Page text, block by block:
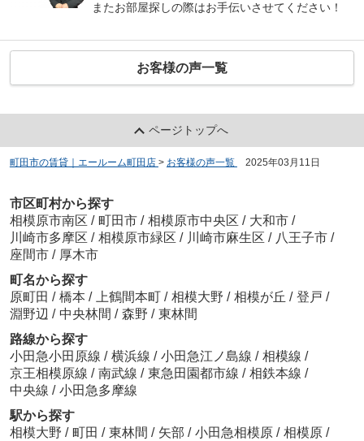
またお部屋探しの際はお手伝いさせてください！
お客様の声一覧
ページトップへ
町田市の賃貸｜エールーム町田店 > お客様の声一覧 2025年03月11日
市区町村から探す
相模原市南区 / 町田市 / 相模原市中央区 / 大和市 /
川崎市多摩区 / 相模原市緑区 / 川崎市麻生区 / 八王子市 /
座間市 / 厚木市
町名から探す
原町田 / 橋本 / 上鶴間本町 / 相模大野 / 相模が丘 / 登戸 /
淵野辺 / 中央林間 / 森野 / 東林間
路線から探す
小田急小田原線 / 横浜線 / 小田急江ノ島線 / 相模線 /
京王相模原線 / 南武線 / 東急田園都市線 / 相鉄本線 /
中央線 / 小田急多摩線
駅から探す
相模大野 / 町田 / 東林間 / 矢部 / 小田急相模原 / 相模原 /